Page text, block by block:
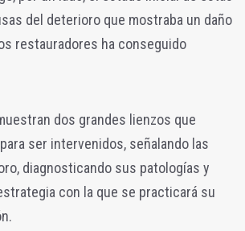
del deterioro que mostraba un daño
restauradores ha conseguido
dos grandes lienzos que
ser intervenidos, señalando las
diagnosticando sus patologías y
con la que se practicará su